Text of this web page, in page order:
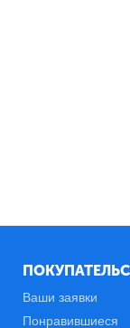
Ваши заявки
Понравившиеся